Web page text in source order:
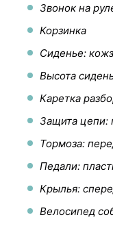
Звонок на
Корзинка
Сиденье:
Высота
Каретка
Защита цепи:
Тормоза:
Педали:
Крылья:
Велосипед